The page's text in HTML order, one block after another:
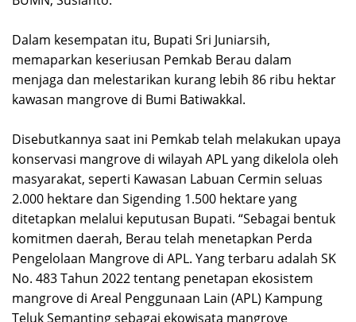
Dalam kesempatan itu, Bupati Sri Juniarsih,
memaparkan keseriusan Pemkab Berau dalam
menjaga dan melestarikan kurang lebih 86 ribu hektar
kawasan mangrove di Bumi Batiwakkal.
Disebutkannya saat ini Pemkab telah melakukan upaya
konservasi mangrove di wilayah APL yang dikelola oleh
masyarakat, seperti Kawasan Labuan Cermin seluas
2.000 hektare dan Sigending 1.500 hektare yang
ditetapkan melalui keputusan Bupati. “Sebagai bentuk
komitmen daerah, Berau telah menetapkan Perda
Pengelolaan Mangrove di APL. Yang terbaru adalah SK
No. 483 Tahun 2022 tentang penetapan ekosistem
mangrove di Areal Penggunaan Lain (APL) Kampung
Teluk Semanting sebagai ekowisata mangrove